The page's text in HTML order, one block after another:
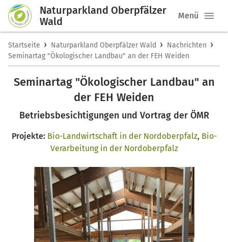
Naturparkland Oberpfälzer
Wald
Menü
Startseite › Naturparkland Oberpfälzer Wald › Nachrichten ›
Seminartag "Ökologischer Landbau" an der FEH Weiden
Seminartag "Ökologischer Landbau" an
der FEH Weiden
Betriebsbesichtigungen und Vortrag der ÖMR
Projekte: Bio-Landwirtschaft in der Nordoberpfalz, Bio-
Verarbeitung in der Nordoberpfalz